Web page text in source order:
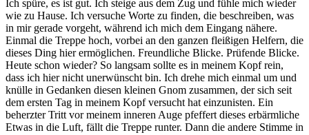
Ich spüre, es ist gut. Ich steige aus dem Zug und fühle mich wieder
wie zu Hause. Ich versuche Worte zu finden, die beschreiben, was
in mir gerade vorgeht, während ich mich dem Eingang nähere.
Einmal die Treppe hoch, vorbei an den ganzen fleißigen Helfern, die
dieses Ding hier ermöglichen. Freundliche Blicke. Prüfende Blicke.
Heute schon wieder? So langsam sollte es in meinem Kopf rein,
dass ich hier nicht unerwünscht bin. Ich drehe mich einmal um und
knülle in Gedanken diesen kleinen Gnom zusammen, der sich seit
dem ersten Tag in meinem Kopf versucht hat einzunisten. Ein
beherzter Tritt vor meinem inneren Auge pfeffert dieses erbärmliche
Etwas in die Luft, fällt die Treppe runter. Dann die andere Stimme in